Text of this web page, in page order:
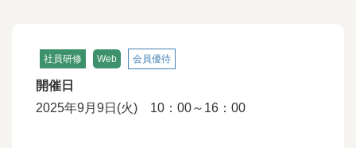
社員研修 Web 会員優待
開催日
2025年9月9日(火) 10：00～16：00